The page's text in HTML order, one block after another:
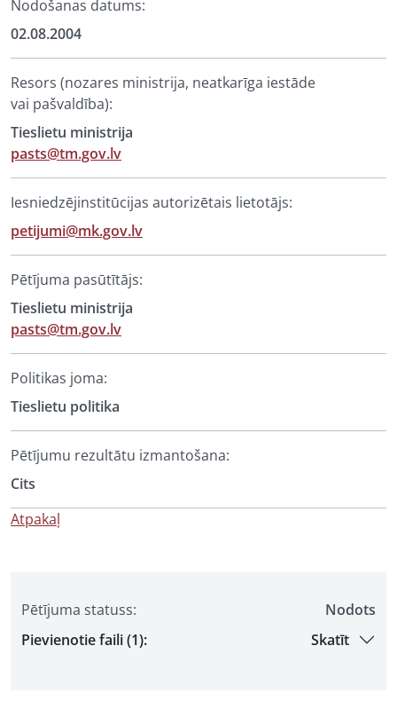
Pētījuma statuss:
Nodots
Pievienotie faili (1):
Skatīt
Nodošanas datums:
02.08.2004
Resors (nozares ministrija, neatkarīga iestāde
vai pašvaldība):
Tieslietu ministrija
pasts@tm.gov.lv
Iesniedzējinstitūcijas autorizētais lietotājs:
petijumi@mk.gov.lv
Pētījuma pasūtītājs:
Tieslietu ministrija
pasts@tm.gov.lv
Politikas joma:
Tieslietu politika
Pētījumu rezultātu izmantošana:
Cits
Atpakaļ